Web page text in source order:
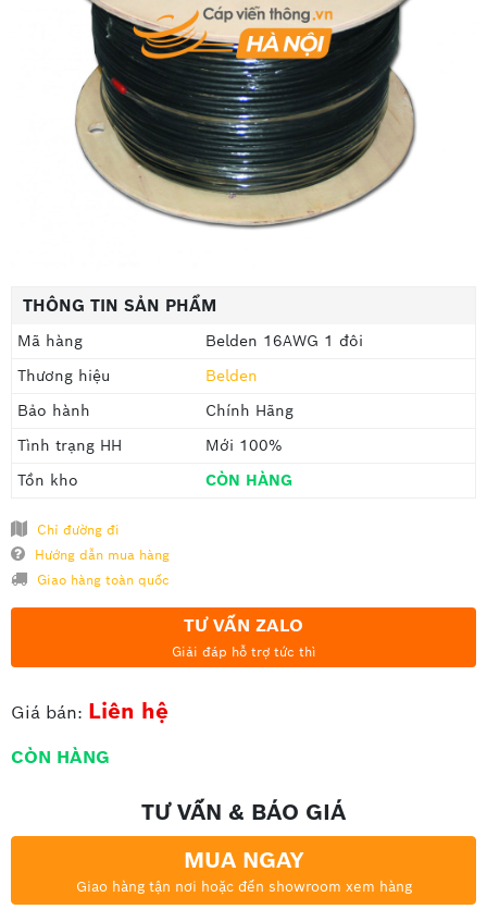
THÔNG TIN SẢN PHẨM
Mã hàng
Belden 16AWG 1 đôi
Thương hiệu
Belden
Bảo hành
Chính Hãng
Tình trạng HH
Mới 100%
Tồn kho
CÒN HÀNG
Chỉ đường đi
Hướng dẫn mua hàng
Giao hàng toàn quốc
TƯ VẤN ZALO
Giải đáp hỗ trợ tức thì
Giá bán: Liên hệ
CÒN HÀNG
TƯ VẤN & BÁO GIÁ
MUA NGAY
Giao hàng tận nơi hoặc đến showroom xem hàng